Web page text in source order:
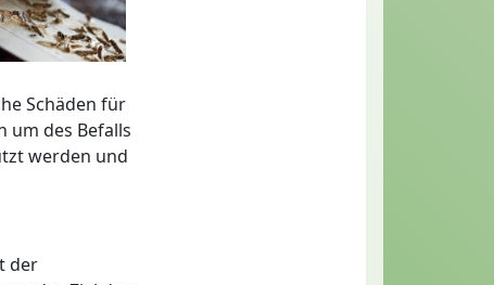
Schäden für
um des Befalls
werden und
der